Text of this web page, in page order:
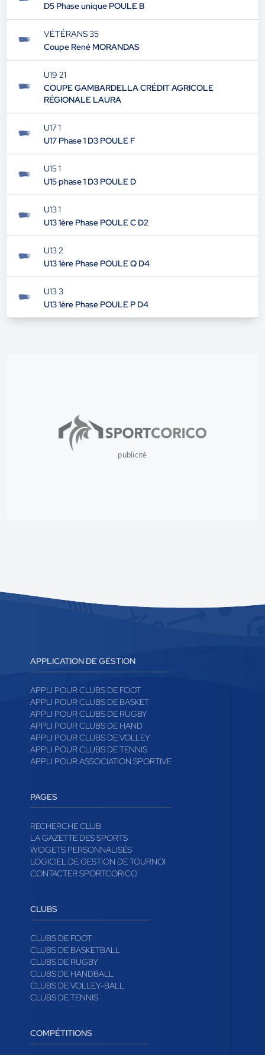
D5 Phase unique POULE B
VÉTÉRANS 35
Coupe René MORANDAS
U19 21
COUPE GAMBARDELLA CRÉDIT AGRICOLE
RÉGIONALE LAURA
U17 1
U17 Phase 1 D3 POULE F
U15 1
U15 phase 1 D3 POULE D
U13 1
U13 1ère Phase POULE C D2
U13 2
U13 1ère Phase POULE Q D4
U13 3
U13 1ère Phase POULE P D4
publicité
APPLICATION DE GESTION
APPLI POUR CLUBS DE FOOT
APPLI POUR CLUBS DE BASKET
APPLI POUR CLUBS DE RUGBY
APPLI POUR CLUBS DE HAND
APPLI POUR CLUBS DE VOLLEY
APPLI POUR CLUBS DE TENNIS
APPLI POUR ASSOCIATION SPORTIVE
PAGES
RECHERCHE CLUB
LA GAZETTE DES SPORTS
WIDGETS PERSONNALISÉS
LOGICIEL DE GESTION DE TOURNOI
CONTACTER SPORTCORICO
CLUBS
CLUBS DE FOOT
CLUBS DE BASKETBALL
CLUBS DE RUGBY
CLUBS DE HANDBALL
CLUBS DE VOLLEY-BALL
CLUBS DE TENNIS
COMPÉTITIONS